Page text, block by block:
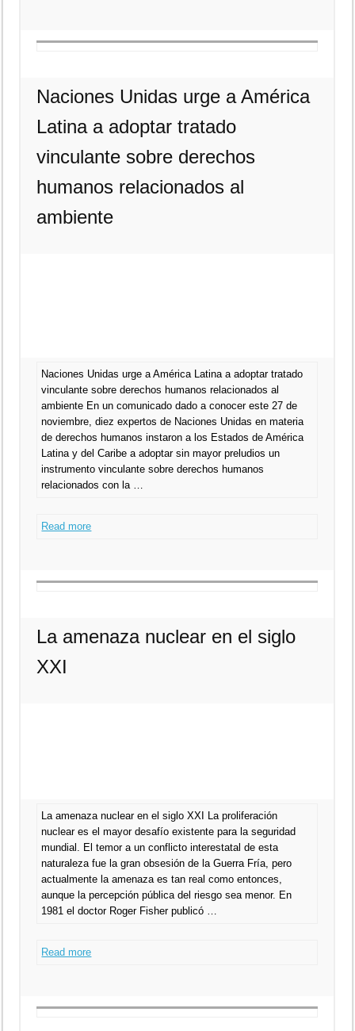
Naciones Unidas urge a América
Latina a adoptar tratado
vinculante sobre derechos
humanos relacionados al
ambiente
Naciones Unidas urge a América Latina a adoptar tratado
vinculante sobre derechos humanos relacionados al
ambiente En un comunicado dado a conocer este 27 de
noviembre, diez expertos de Naciones Unidas en materia
de derechos humanos instaron a los Estados de América
Latina y del Caribe a adoptar sin mayor preludios un
instrumento vinculante sobre derechos humanos
relacionados con la …
Read more
La amenaza nuclear en el siglo
XXI
La amenaza nuclear en el siglo XXI La proliferación
nuclear es el mayor desafío existente para la seguridad
mundial. El temor a un conflicto interestatal de esta
naturaleza fue la gran obsesión de la Guerra Fría, pero
actualmente la amenaza es tan real como entonces,
aunque la percepción pública del riesgo sea menor. En
1981 el doctor Roger Fisher publicó …
Read more